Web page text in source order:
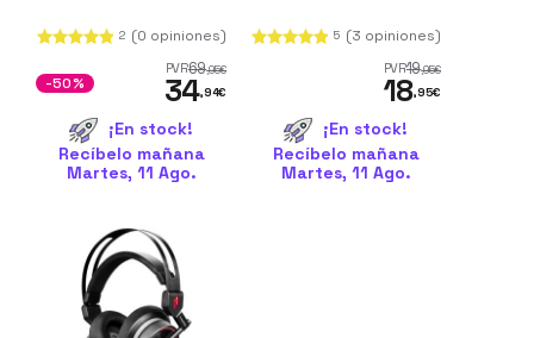
2 (0 opiniones)
PVR69,95€
34,94€
-50%
¡En stock!
Recíbelo mañana
Martes, 11 Ago.
5 (3 opiniones)
PVR19,95€
18,95€
¡En stock!
Recíbelo mañana
Martes, 11 Ago.